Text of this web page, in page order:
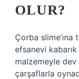
OLUR?
Çorba
efsanevi
malzemeyle dev
çarşaflarla